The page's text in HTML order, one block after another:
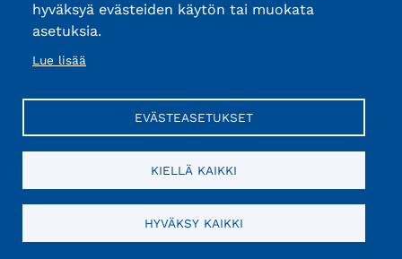
hyväksyä evästeiden käytön tai muokata
asetuksia.
Lue lisää
EVÄSTEASETUKSET
KIELLÄ KAIKKI
HYVÄKSY KAIKKI